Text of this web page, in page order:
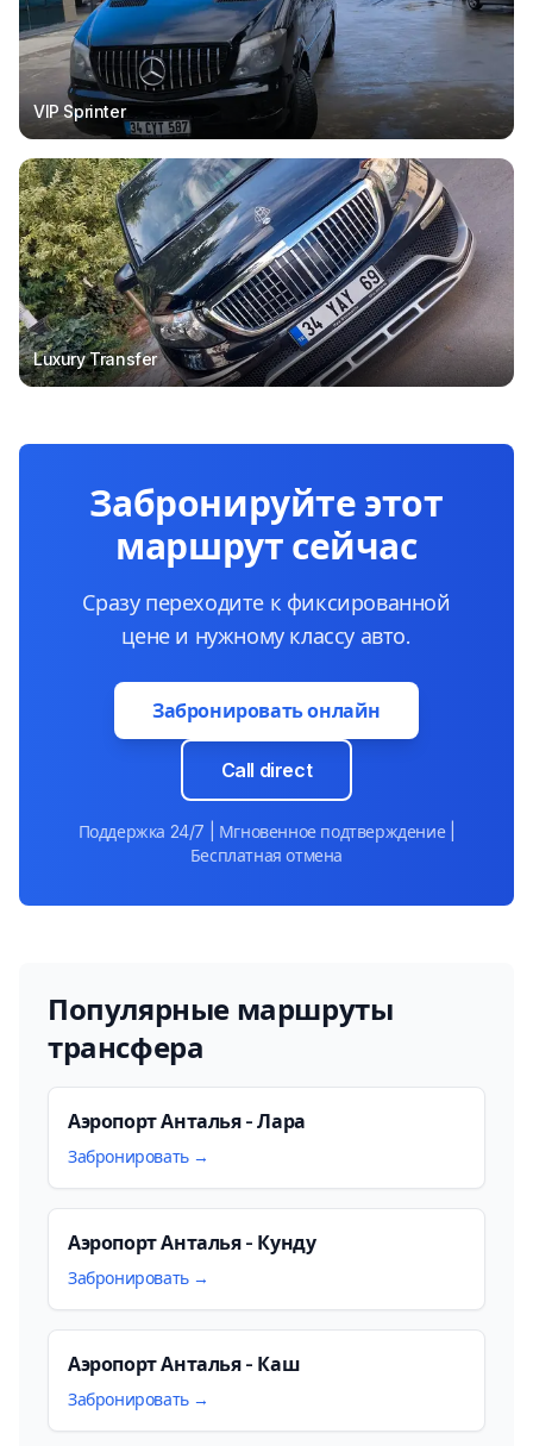
VIP Sprinter
Luxury Transfer
Забронируйте этот
маршрут сейчас
Сразу переходите к фиксированной
цене и нужному классу авто.
Забронировать онлайн
Call direct
Поддержка 24/7 | Мгновенное подтверждение |
Бесплатная отмена
Популярные маршруты
трансфера
Аэропорт Анталья - Лара
Забронировать →
Аэропорт Анталья - Кунду
Забронировать →
Аэропорт Анталья - Каш
Забронировать →